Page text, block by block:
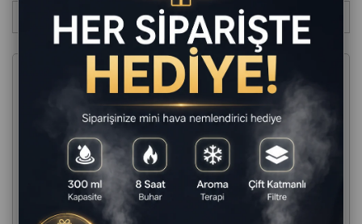
Filtreleme
Sıralama
%13
🚀 Bugün Kargoda!